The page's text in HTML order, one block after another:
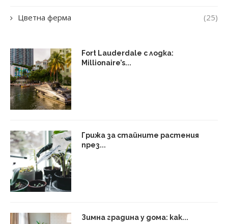
Цветна ферма (25)
Fort Lauderdale с лодка:
Millionaire’s...
Грижа за стайните растения
през...
Зимна градина у дома: как...